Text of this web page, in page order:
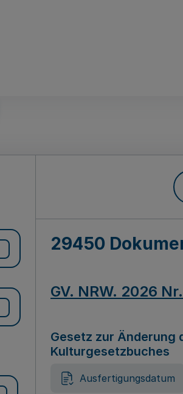
29450
GV. NRW. 2026
Gesetz zur Änderung
Kulturgesetzbuches
Ausfertigungsdatum